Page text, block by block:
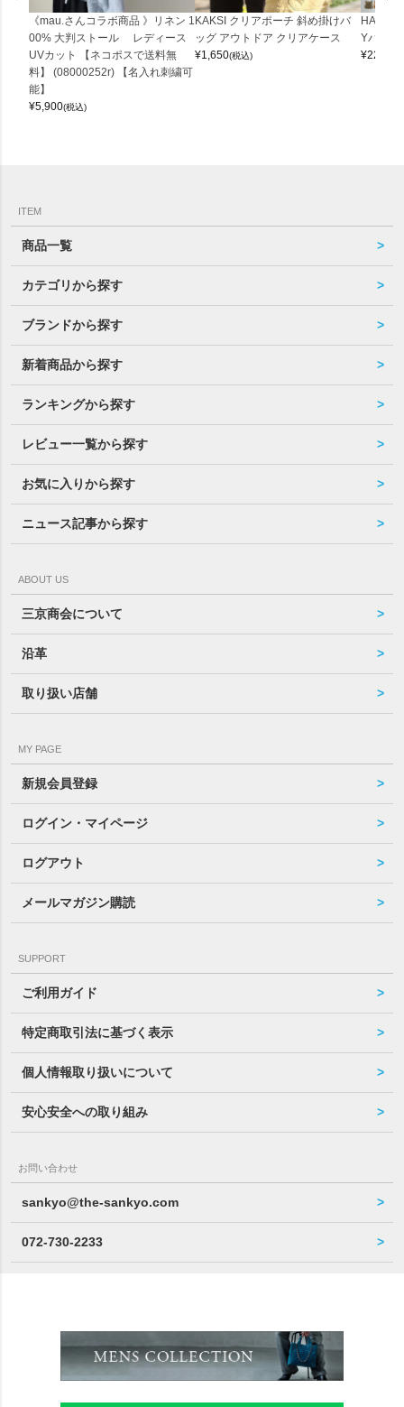
《mau.さんコラボ商品 》リネン 1
00% 大判ストール レディース
UVカット 【ネコポスで送料無
料】 (08000252r) 【名入れ刺繍可
能】
¥5,900(税込)
KAKSI クリアポーチ 斜め掛けバ
ッグ アウトドア クリアケース
¥1,650(税込)
Yバッグ
¥22,000
ITEM
商品一覧
カテゴリから探す
ブランドから探す
新着商品から探す
ランキングから探す
レビュー一覧から探す
お気に入りから探す
ニュース記事から探す
ABOUT US
三京商会について
沿革
取り扱い店舗
MY PAGE
新規会員登録
ログイン・マイページ
ログアウト
メールマガジン購読
SUPPORT
ご利用ガイド
特定商取引法に基づく表示
個人情報取り扱いについて
安心安全への取り組み
お問い合わせ
sankyo@the-sankyo.com
072-730-2233